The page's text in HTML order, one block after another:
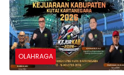
OLAHRAGA